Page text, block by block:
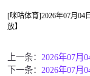
篮球速报
全球联赛
[咪咕体育]2026年07月04
放】
上一条： 2026年07月
下一条： 2026年07月